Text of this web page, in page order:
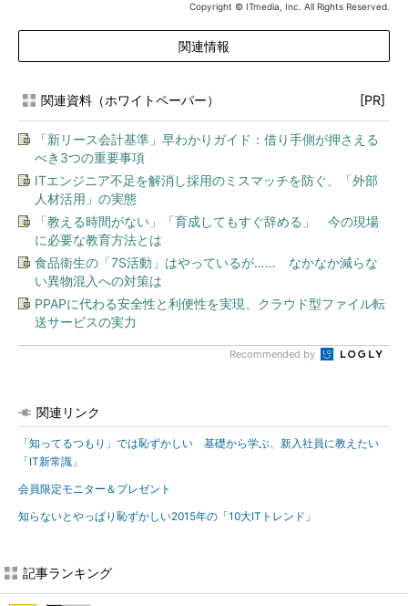
Copyright © ITmedia, Inc. All Rights Reserved.
関連情報
関連資料（ホワイトペーパー） [PR]
「新リース会計基準」早わかりガイド：借り手側が押さえる
べき3つの重要事項
ITエンジニア不足を解消し採用のミスマッチを防ぐ、「外部
人材活用」の実態
「教える時間がない」「育成してもすぐ辞める」 今の現場
に必要な教育方法とは
食品衛生の「7S活動」はやっているが…… なかなか減らな
い異物混入への対策は
PPAPに代わる安全性と利便性を実現、クラウド型ファイル転
送サービスの実力
Recommended by
関連リンク
「知ってるつもり」では恥ずかしい 基礎から学ぶ、新入社員に教えたい
「IT新常識」
会員限定モニター＆プレゼント
知らないとやっぱり恥ずかしい2015年の「10大ITトレンド」
記事ランキング